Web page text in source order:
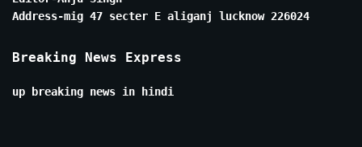
Address-mig 47 secter E aliganj lucknow 226024
Breaking News Express
up breaking news in hindi